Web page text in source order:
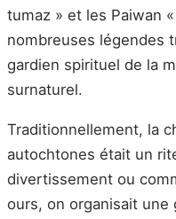
tumaz » et les Paiwan
nombreuses légendes
gardien spirituel de la
surnaturel.
Traditionnellement, la
autochtones était un
divertissement ou
ours, on organisait une